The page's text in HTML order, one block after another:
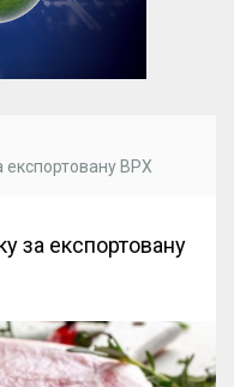
експортовану ВРХ
за експортовану